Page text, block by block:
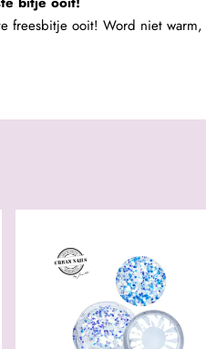
freesbitje ooit! Word niet